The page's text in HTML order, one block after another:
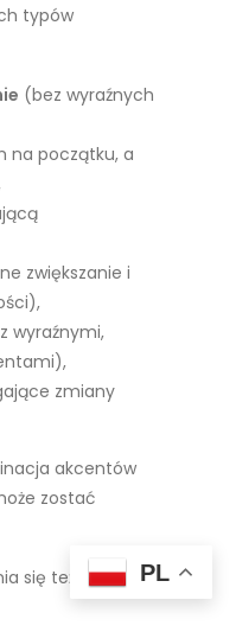
typów
(bez wyraźnych
na początku, a
zwiększanie i
wyraźnymi,
zmiany
akcentów
zostać
się też
PL